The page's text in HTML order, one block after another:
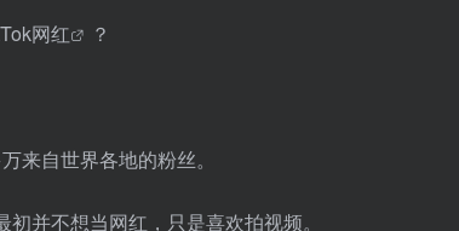
网红 ？
来自世界各地的粉丝。
并不想当网红，只是喜欢拍视频。